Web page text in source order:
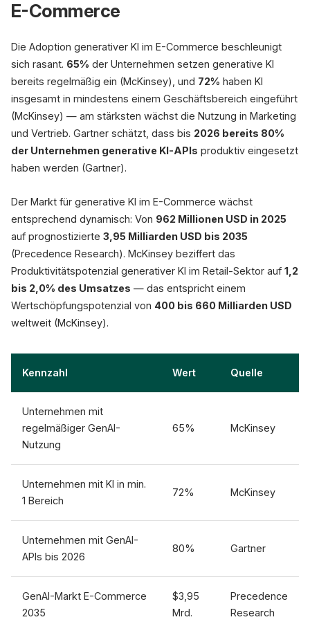
E-Commerce
Die Adoption generativer KI im E-Commerce beschleunigt
sich rasant. 65% der Unternehmen setzen generative KI
bereits regelmäßig ein (McKinsey), und 72% haben KI
insgesamt in mindestens einem Geschäftsbereich eingeführt
(McKinsey) — am stärksten wächst die Nutzung in Marketing
und Vertrieb. Gartner schätzt, dass bis 2026 bereits 80%
der Unternehmen generative KI-APIs produktiv eingesetzt
haben werden (Gartner).
Der Markt für generative KI im E-Commerce wächst
entsprechend dynamisch: Von 962 Millionen USD in 2025
auf prognostizierte 3,95 Milliarden USD bis 2035
(Precedence Research). McKinsey beziffert das
Produktivitätspotenzial generativer KI im Retail-Sektor auf 1,2
bis 2,0% des Umsatzes — das entspricht einem
Wertschöpfungspotenzial von 400 bis 660 Milliarden USD
weltweit (McKinsey).
Kennzahl Wert Quelle
Unternehmen mit
regelmäßiger GenAI-
Nutzung
65% McKinsey
Unternehmen mit KI in min.
1 Bereich
72% McKinsey
Unternehmen mit GenAI-
APIs bis 2026
80% Gartner
GenAI-Markt E-Commerce
2035
$3,95
Mrd.
Precedence
Research